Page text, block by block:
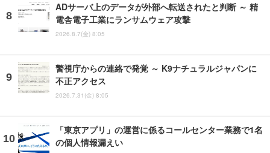
ADサーバ上のデータが外部へ転送されたと判断 ～ 精
電舎電子工業にランサムウェア攻撃
2026.8.7(金) 8:05
警視庁からの連絡で発覚 ～ K9ナチュラルジャパンに
不正アクセス
2026.7.31(金) 8:05
「東京アプリ」の運営に係るコールセンター業務で1名
の個人情報漏えい